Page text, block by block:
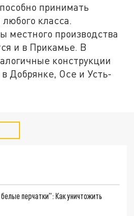
принимать
класса.
местного производства
и в Прикамье. В
конструкции
Добрянке, Осе и Усть-
перчатки": Как уничтожить